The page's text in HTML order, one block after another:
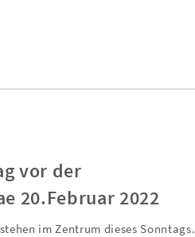
vor der
20.Februar 2022
im Zentrum dieses Sonntags.